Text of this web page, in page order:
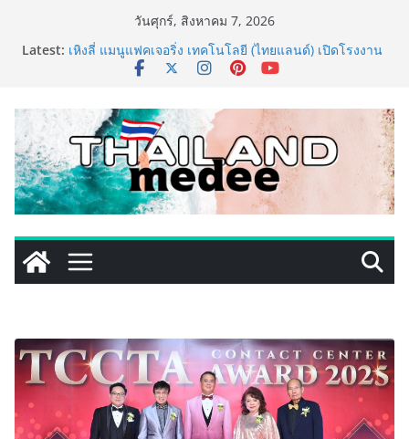
วันศุกร์, สิงหาคม 7, 2026
Latest: เหิงลี่ แมนูแฟคเจอริ่ง เทคโนโลยี (ไทยแลนด์) เปิดโรงงาน
แห่งใหม่ในชลบุรี เดินหน้าขยายฐานการผลิตสู่เอเชียตะวัน
TECNO ประกาศทรานส์ฟอร์มจากเกมมิ่งโฟน สู่ไลฟ์สไตล์
แฟชั่นไอเท็ม เสิร์ฟใหญ่ปักหมุดแลนมาร์คใหม่กลางสถานี
MRT วาง POVA 8 Series จุดเริ่มต้นครั้งสำคัญ
PIPPER STANDARD® เปิดตัวแชมพูอาบน้ำ และ โฟมอาบ
แห้งสัตว์เลี้ยง ชูนวัตกรรมพลังธรรมชาติ “Zero-Residue”
เลียขนได้ ปลอดภัย ไร้สารตกค้าง
เริ่มแล้ว! อ.ต.ก.แฟร์ 4 ภาค @ภาคกลาง “มนต์เสน่ห์เกษตร
ไทย สู่ใจกลางมหานคร” ชวนชิม ช้อป สินค้าเกษตร
คุณภาพจากทั่วไทย วันนี้ – 8 สิงหาคมนี้ ณ ลานคนเมือง
ททท. ประกาศความสำเร็จ Village to the World Season
5 ผนึก 9 พันธมิตร ขับเคลื่อน ESG Tourism สืบสานพระ